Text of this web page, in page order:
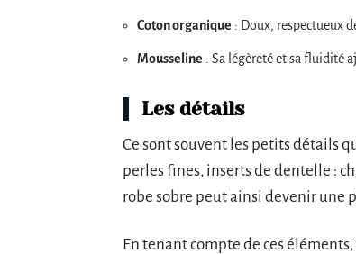
Coton organique : Doux, respectueux
Mousseline : Sa légèreté et sa fluidité
Les détails
Ce sont souvent les petits détails
perles fines, inserts de dentelle :
robe sobre peut ainsi devenir une
En tenant compte de ces